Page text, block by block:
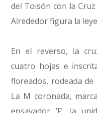
del Toisón con la
Alrededor figura la
En el reverso, la
cuatro hojas e
floreados, rodeada de
La M coronada,